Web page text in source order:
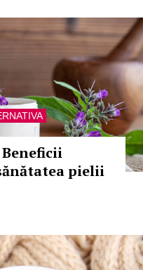
Beneficii
pielii